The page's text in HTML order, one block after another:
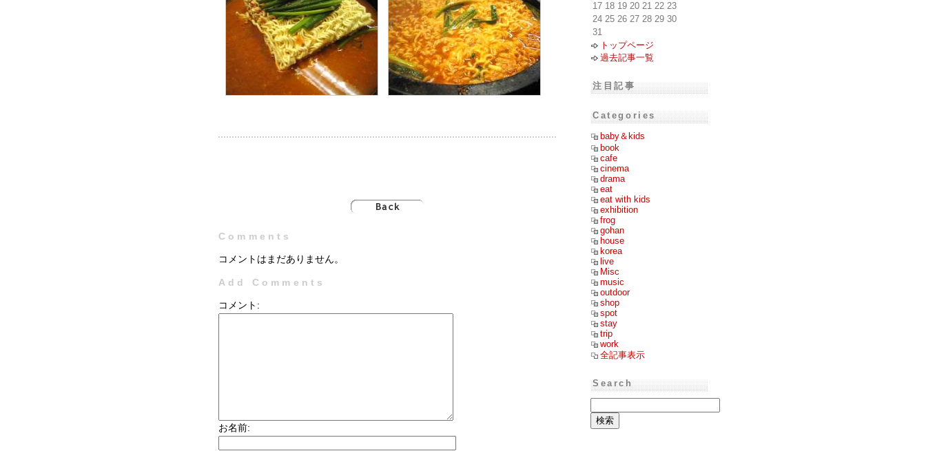
Comments
コメントはまだありません。
Add Comments
コメント:
お名前:
17 18 19 20 21 22 23
24 25 26 27 28 29 30
31
トップページ
過去記事一覧
注目記事
Categories
baby＆kids
book
cafe
cinema
drama
eat
eat with kids
exhibition
frog
gohan
house
korea
live
Misc
music
outdoor
shop
spot
stay
trip
work
全記事表示
Search